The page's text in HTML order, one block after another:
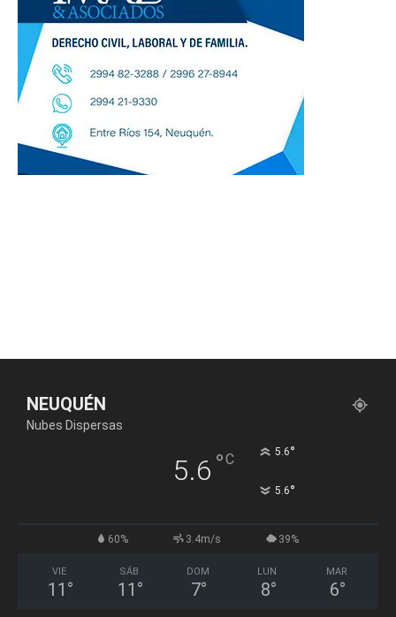
NEUQUÉN
Nubes Dispersas
5.6 °C 5.6°
5.6°
60% 3.4m/s 39%
VIE
11 °
SÁB
11 °
DOM
7°
LUN
8°
MAR
6°